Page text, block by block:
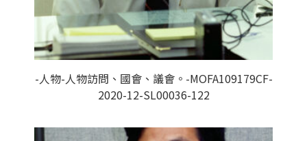
-人物-人物訪問、國會、議會。-MOFA109179CF-
2020-12-SL00036-122